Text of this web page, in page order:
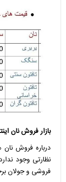
بازار فروش نان
درباره فروش
نظارتی وجود
فروشی و جولان